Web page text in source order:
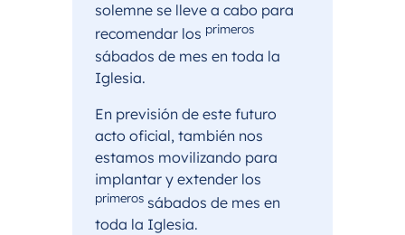
solemne se lleve a cabo para
recomendar los primeros
sábados de mes en toda la
Iglesia.
En previsión de este futuro
acto oficial, también nos
estamos movilizando para
implantar y extender los
primeros sábados de mes en
toda la Iglesia.